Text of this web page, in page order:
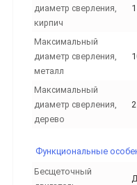
диаметр сверления,
кирпич
Максимальный
диаметр сверления,
металл
Максимальный
диаметр сверления,
дерево
Функциональные
Бесщеточный